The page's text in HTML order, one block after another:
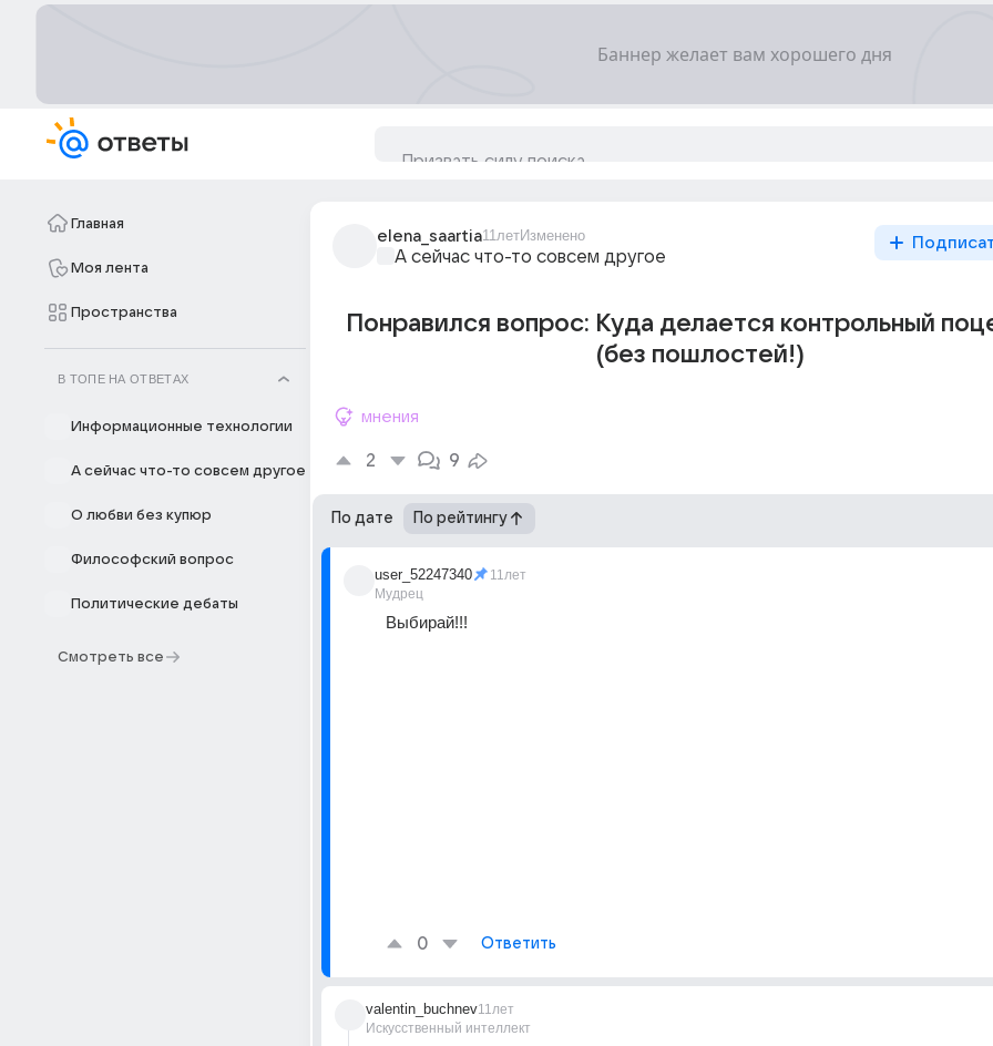
Главная
Моя лента
Пространства
В ТОПЕ НА ОТВЕТАХ
Информационные технологии
А сейчас что-то совсем другое
О любви без купюр
Философский вопрос
Политические дебаты
Смотреть все
elena_saartia11летИзменено
А сейчас что-то совсем другое
Понравился вопрос: Куда делается контрольный
(без пошлостей!)
мнения
2 9
По дате По рейтингу
user_52247340
Мудрец
11лет
Выбирай!!!
0 Ответить
valentin_buchnev
Искусственный интеллект
11лет